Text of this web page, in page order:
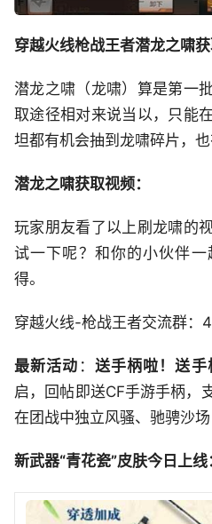
穿越火线枪战王者潜龙之啸获
潜龙之啸（龙啸）算是第一
取途径相对来说当以，只能
坦都有机会抽到龙啸碎片，
潜龙之啸获取视频：
玩家朋友看了以上刷龙啸的
试一下呢？和你的小伙伴
得。
穿越火线-枪战王者交流群：
最新活动 ： 送手柄啦！送手
启，回帖即送CF手游手柄，
在团战中独立风骚、驰骋沙场
新武器“青花瓷”皮肤今日上线